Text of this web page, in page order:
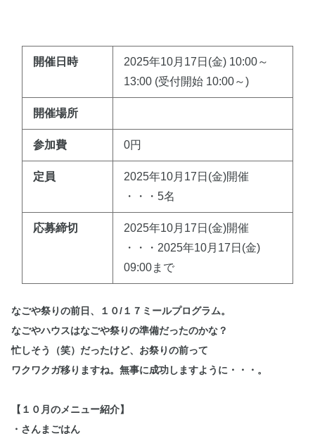
開催日時
2025年10月17日(金) 10:00～
13:00 (受付開始 10:00～)
開催場所
参加費 0円
定員
2025年10月17日(金)開催
・・・5名
応募締切
2025年10月17日(金)開催
・・・2025年10月17日(金)
09:00まで
なごや祭りの前日、１０/１７ミールプログラム。
なごやハウスはなごや祭りの準備だったのかな？
忙しそう（笑）だったけど、お祭りの前って
ワクワクガ移りますね。無事に成功しますように・・・。
【１０月のメニュー紹介】
・さんまごはん